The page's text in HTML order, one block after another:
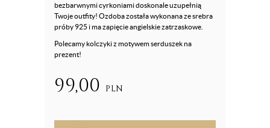
bezbarwnymi cyrkoniami doskonale uzupełnią
Twoje outfity! Ozdoba została wykonana ze srebra
próby 925 i ma zapięcie angielskie zatrzaskowe.
Polecamy kolczyki z motywem serduszek na
prezent!
99,00 PLN